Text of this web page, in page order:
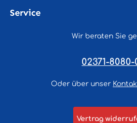
Service
Wir beraten Sie
02371-8080-
Oder über unser
Vertrag